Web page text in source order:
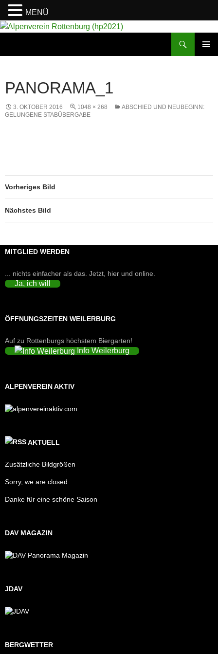
PANORAMA_1
3. OKTOBER 2016 1048 × 268
ABSCHIED UND NEUBEGINN:
GELUNGENE STABÜBERGABE
Vorheriges Bild
Nächstes Bild
MITGLIED WERDEN
... nichts einfacher als das. Jetzt, hier und online.
Ja, ich will
ÖFFNUNGSZEITEN WEILERBURG
Auf zu Rottenburgs höchstem Biergarten!
Info Weilerburg
ALPENVEREIN AKTIV
AKTUELL
Zusätzliche Bildgrößen
Sorry, we are closed
Danke für eine schöne Saison
DAV MAGAZIN
JDAV
BERGWETTER
MENÜ